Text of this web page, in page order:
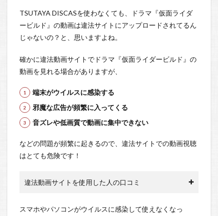
TSUTAYA DISCASを使わなくても、ドラマ『仮面ライダ
ービルド』の動画は違法サイトにアップロードされてるん
じゃないの？と、思いますよね。
確かに違法動画サイトでドラマ『仮面ライダービルド』の
動画を見れる場合がありますが、
端末がウイルスに感染する
邪魔な広告が頻繁に入ってくる
音ズレや低画質で動画に集中できない
などの問題が頻繁に起きるので、違法サイトでの動画視聴
はとても危険です！
違法動画サイトを使用した人の口コミ
スマホやパソコンがウイルスに感染して使えなくなっ